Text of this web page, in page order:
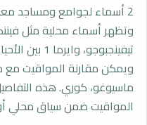
2 أسماء لجوامع ومساجد
وتظهر أسماء محلية مثل
تيفينجبوجو،
ويمكن مقارنة المواقيت مع
ماسيوغو، كوري. هذه
المواقيت ضمن سياق محلي